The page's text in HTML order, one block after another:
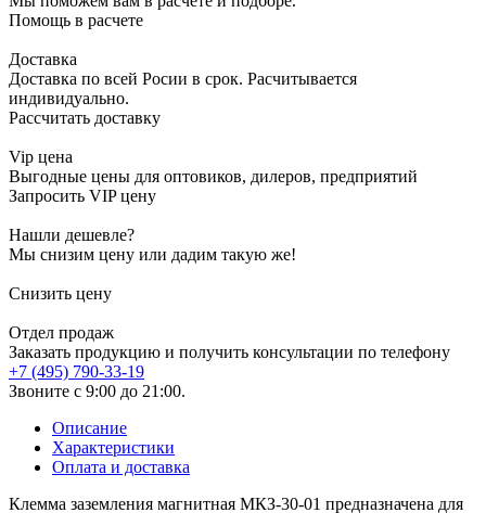
Помощь в расчете
Доставка
Доставка по всей Росии в срок. Расчитывается
индивидуально.
Рассчитать доставку
Vip цена
Выгодные цены для оптовиков, дилеров, предприятий
Запросить VIP цену
Нашли дешевле?
Мы снизим цену или дадим такую же!
Снизить цену
Отдел продаж
Заказать продукцию и получить консультации по телефону
+7 (495) 790-33-19
Звоните с 9:00 до 21:00.
Описание
Характеристики
Оплата и доставка
Клемма заземления магнитная МКЗ-30-01 предназначена для